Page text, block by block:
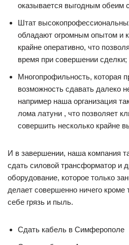
оказывается выгодным обеим
Штат
обладают огромным опытом и
крайне оперативно, что
время при совершении сделки;
Многопрофильность, которая
возможность сдавать далеко
например наша организация
лома латуни , что позволяет
совершить несколько крайне
И в завершении, наша компания
сдать силовой трансформатор и
оборудование, которое только
делает совершенно ничего кроме
себе грязь и пыль.
Сдать кабель в Симферополе